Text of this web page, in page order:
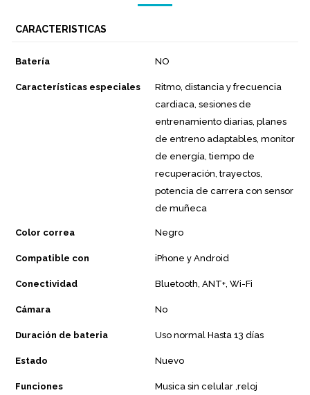
CARACTERISTICAS
Batería NO
Características especiales
Ritmo, distancia y frecuencia
cardiaca, sesiones de
entrenamiento diarias, planes
de entreno adaptables, monitor
de energía, tiempo de
recuperación, trayectos,
potencia de carrera con sensor
de muñeca
Color correa Negro
Compatible con iPhone y Android
Conectividad Bluetooth, ANT+, Wi-Fi
Cámara No
Duración de bateria Uso normal Hasta 13 días
Estado Nuevo
Funciones
Musica sin celular ,reloj